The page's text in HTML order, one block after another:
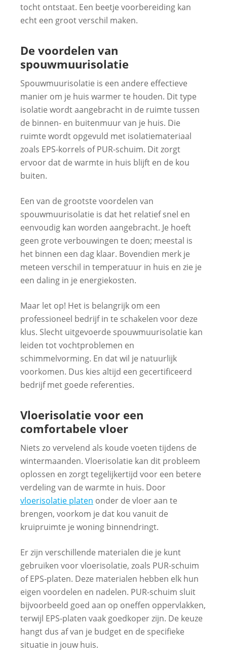
tocht ontstaat. Een beetje voorbereiding kan
echt een groot verschil maken.
De voordelen van
spouwmuurisolatie
Spouwmuurisolatie is een andere effectieve
manier om je huis warmer te houden. Dit type
isolatie wordt aangebracht in de ruimte tussen
de binnen- en buitenmuur van je huis. Die
ruimte wordt opgevuld met isolatiemateriaal
zoals EPS-korrels of PUR-schuim. Dit zorgt
ervoor dat de warmte in huis blijft en de kou
buiten.
Een van de grootste voordelen van
spouwmuurisolatie is dat het relatief snel en
eenvoudig kan worden aangebracht. Je hoeft
geen grote verbouwingen te doen; meestal is
het binnen een dag klaar. Bovendien merk je
meteen verschil in temperatuur in huis en zie je
een daling in je energiekosten.
Maar let op! Het is belangrijk om een
professioneel bedrijf in te schakelen voor deze
klus. Slecht uitgevoerde spouwmuurisolatie kan
leiden tot vochtproblemen en
schimmelvorming. En dat wil je natuurlijk
voorkomen. Dus kies altijd een gecertificeerd
bedrijf met goede referenties.
Vloerisolatie voor een
comfortabele vloer
Niets zo vervelend als koude voeten tijdens de
wintermaanden. Vloerisolatie kan dit probleem
oplossen en zorgt tegelijkertijd voor een betere
verdeling van de warmte in huis. Door
vloerisolatie platen onder de vloer aan te
brengen, voorkom je dat kou vanuit de
kruipruimte je woning binnendringt.
Er zijn verschillende materialen die je kunt
gebruiken voor vloerisolatie, zoals PUR-schuim
of EPS-platen. Deze materialen hebben elk hun
eigen voordelen en nadelen. PUR-schuim sluit
bijvoorbeeld goed aan op oneffen oppervlakken,
terwijl EPS-platen vaak goedkoper zijn. De keuze
hangt dus af van je budget en de specifieke
situatie in jouw huis.